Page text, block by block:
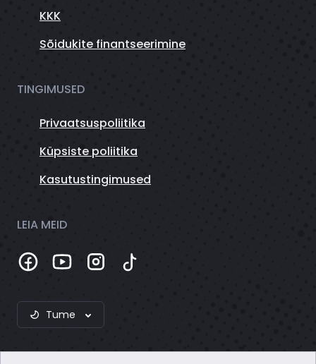
KKK
Sõidukite finantseerimine
TINGIMUSED
Privaatsuspoliitika
Küpsiste poliitika
Kasutustingimused
LEIA MEID
Tume